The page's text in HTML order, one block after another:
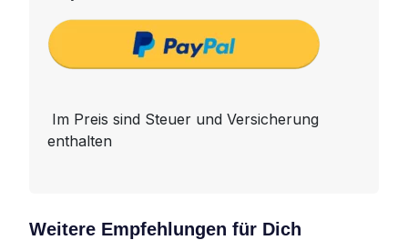
Im Preis sind Steuer und Versicherung
enthalten
Weitere Empfehlungen für Dich